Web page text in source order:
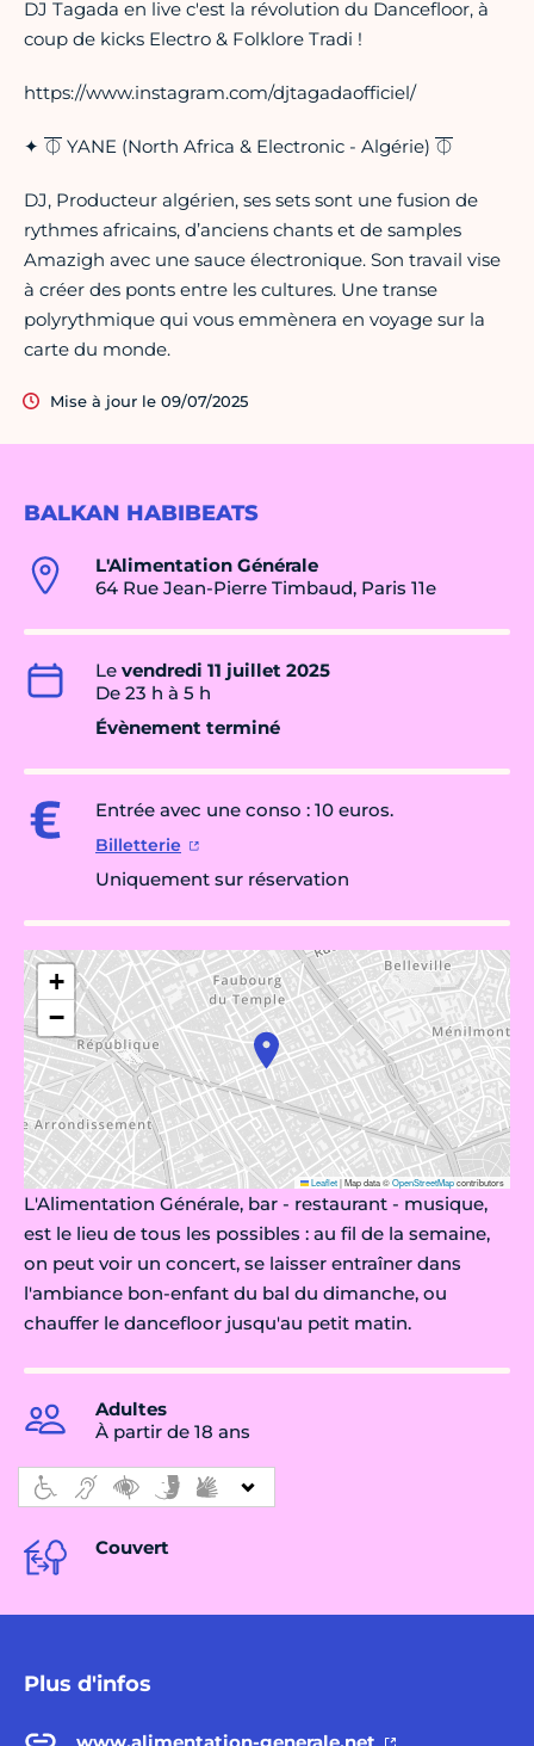
BALKAN HABIBEATS
L'Alimentation Générale
64 Rue Jean-Pierre Timbaud, Paris 11e
Le vendredi 11 juillet 2025
De 23 h à 5 h
Évènement terminé
Entrée avec une conso : 10 euros.
Billetterie
Uniquement sur réservation
+
−
Leaflet|Map data ©OpenStreetMapcontributors
L'Alimentation Générale, bar - restaurant - musique,
est le lieu de tous les possibles : au fil de la semaine,
on peut voir un concert, se laisser entraîner dans
l'ambiance bon-enfant du bal du dimanche, ou
chauffer le dancefloor jusqu'au petit matin.
Adultes
À partir de 18 ans
Couvert
Plus d'infos
DJ Tagada en live c'est la révolution du Dancefloor, à
coup de kicks Electro & Folklore Tradi !
https://www.instagram.com/djtagadaofficiel/
✦ ⏁ YANE (North Africa & Electronic - Algérie) ⏁
DJ, Producteur algérien, ses sets sont une fusion de
rythmes africains, d’anciens chants et de samples
Amazigh avec une sauce électronique. Son travail vise
à créer des ponts entre les cultures. Une transe
polyrythmique qui vous emmènera en voyage sur la
carte du monde.
Mise à jour le 09/07/2025